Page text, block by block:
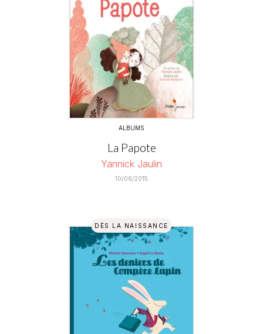
ALBUMS
La Papote
Yannick Jaulin
10/06/2015
DÈS LA NAISSANCE